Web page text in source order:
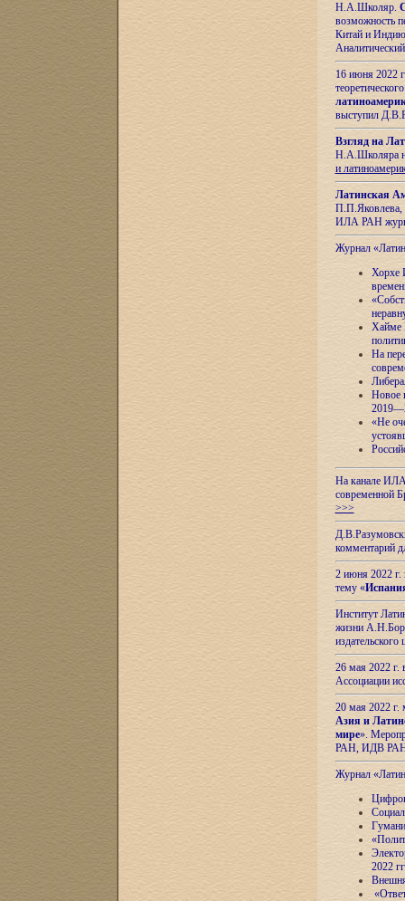
Н.А.Школяр.
возможность
Китай и
16 июня 2022
выступил
Взгляд на
Н.А.Школяра
и
Латинская
П.П.Яковлева,
ИЛА РАН
Журнал
Хорхе
Хайме
На
Новое
«Не
На канале ИЛА
современной
>>>
комментарий
2 июня 2022 г.
тему «
Институт
жизни
26 мая 2022
Ассоциации
20 мая 2022
Азия и
мире».
РАН, ИДВ
Журнал
2022